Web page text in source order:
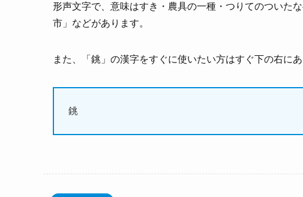
形声文字で、意味はすき・農具の一種・つりてのついた
市」などがあります。
また、「銚」の漢字をすぐに使いたい方はすぐ下の右に
銚